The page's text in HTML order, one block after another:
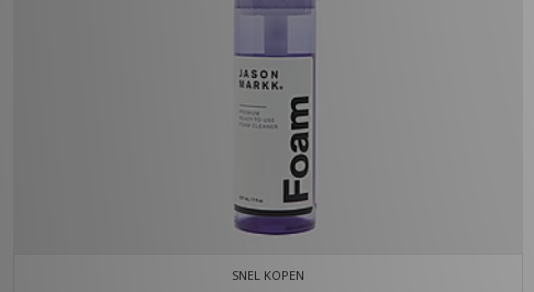
SNEL KOPEN